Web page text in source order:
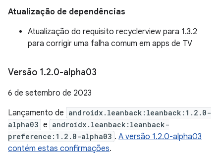
Atualização de dependências
Atualização do requisito recyclerview para 1.3.2
para corrigir uma falha comum em apps de TV
Versão 1.2.0-alpha03
6 de setembro de 2023
Lançamento de androidx.leanback:leanback:1.2.0-
alpha03 e androidx.leanback:leanback-
preference:1.2.0-alpha03 . A versão 1.2.0-alpha03
contém estas confirmações.